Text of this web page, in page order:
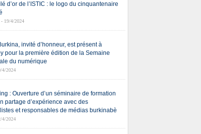
d’or de l’ISTIC : le logo du cinquantenaire
- 19/4/2024
invité d’honneur, est présent à
pour la première édition de la Semaine
du numérique
4/2024
: Ouverture d’un séminaire de formation
partage d’expérience avec des
et responsables de médias burkinabè
4/2024